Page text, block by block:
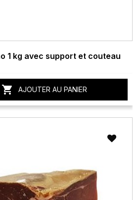
1 kg avec support et couteau
 AJOUTER AU PANIER